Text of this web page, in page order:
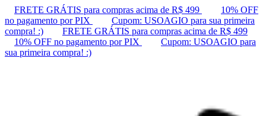
FRETE GRÁTIS para compras acima de R$ 499
10% OFF
no pagamento por PIX
Cupom: USOAGIO para sua primeira
compra! :)
FRETE GRÁTIS para compras acima de R$ 499
10% OFF no pagamento por PIX
Cupom: USOAGIO para
sua primeira compra! :)